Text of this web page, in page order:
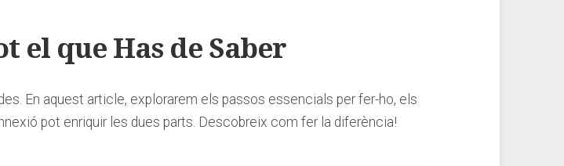
el que Has de Saber
En aquest article, explorarem els passos essencials per fer-ho, els
pot enriquir les dues parts. Descobreix com fer la diferència!